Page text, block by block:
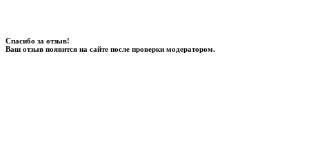
Спасибо за отзыв!
Ваш отзыв появится на сайте после проверки модератором.